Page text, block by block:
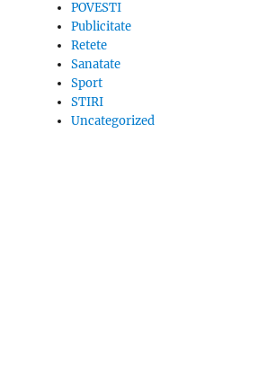
POVESTI
Publicitate
Retete
Sanatate
Sport
STIRI
Uncategorized